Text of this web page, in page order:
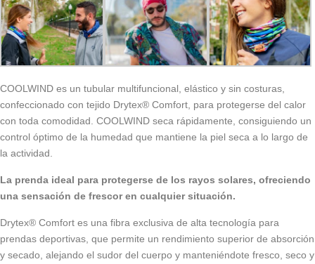
COOLWIND es un tubular multifuncional, elástico y sin costuras,
confeccionado con tejido Drytex® Comfort, para protegerse del calor
con toda comodidad. COOLWIND seca rápidamente, consiguiendo un
control óptimo de la humedad que mantiene la piel seca a lo largo de
la actividad.
La prenda ideal para protegerse de los rayos solares, ofreciendo
una sensación de frescor en cualquier situación.
Drytex® Comfort es una fibra exclusiva de alta tecnología para
prendas deportivas, que permite un rendimiento superior de absorción
y secado, alejando el sudor del cuerpo y manteniéndote fresco, seco y